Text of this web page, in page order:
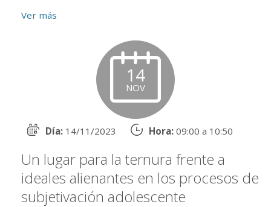
Ver más
14
NOV
Día: 14/11/2023 Hora: 09:00 a 10:50
Un lugar para la ternura frente a
ideales alienantes en los procesos de
subjetivación adolescente